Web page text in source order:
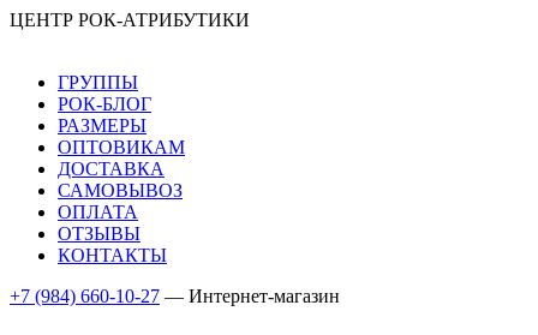
ЦЕНТР РОК-АТРИБУТИКИ
ГРУППЫ
РОК-БЛОГ
РАЗМЕРЫ
ОПТОВИКАМ
ДОСТАВКА
САМОВЫВОЗ
ОПЛАТА
ОТЗЫВЫ
КОНТАКТЫ
+7 (984) 660-10-27 — Интернет-магазин